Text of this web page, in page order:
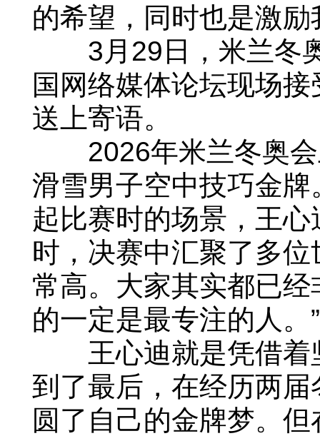
的希望，同时也是激
3月29日，米兰冬奥
国网络媒体论坛现场
送上寄语。
2026年米兰冬奥会
滑雪男子空中技巧金
起比赛时的场景，王
时，决赛中汇聚了多
常高。大家其实都已
的一定是最专注的人。”
王心迪就是凭借着
到了最后，在经历两
圆了自己的金牌梦。